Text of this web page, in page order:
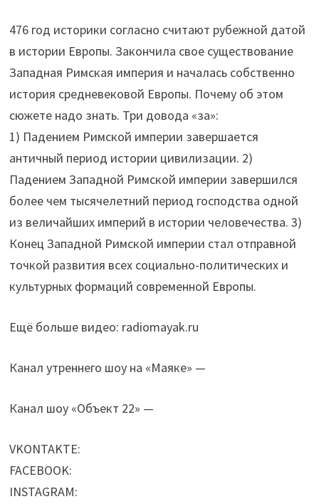
476 год историки согласно считают рубежной датой
в истории Европы. Закончила свое существование
Западная Римская империя и началась собственно
история средневековой Европы. Почему об этом
сюжете надо знать. Три довода «за»:
1) Падением Римской империи завершается
античный период истории цивилизации. 2)
Падением Западной Римской империи завершился
более чем тысячелетний период господства одной
из величайших империй в истории человечества. 3)
Конец Западной Римской империи стал отправной
точкой развития всех социально-политических и
культурных формаций современной Европы.
Ещё больше видео: radiomayak.ru
Канал утреннего шоу на «Маяке» —
Канал шоу «Объект 22» —
VKONTAKTE:
FACEBOOK:
INSTAGRAM: